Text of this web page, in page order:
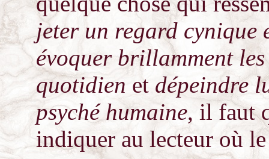
jeter un regard cynique
évoquer brillamment les
quotidien et dépeindre
psyché humaine, il faut
indiquer au lecteur où